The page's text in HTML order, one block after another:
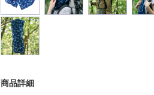
商品詳細